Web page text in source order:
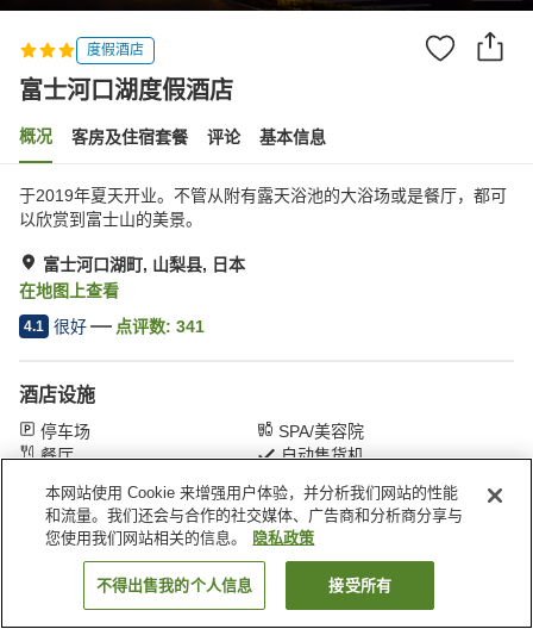
度假酒店
富士河口湖度假酒店
概况 客房及住宿套餐 评论 基本信息
于2019年夏天开业。不管从附有露天浴池的大浴场或是餐厅，都可
以欣赏到富士山的美景。
富士河口湖町, 山梨县, 日本
在地图上查看
4.1 很好 点评数: 341
酒店设施
停车场
SPA/美容院
餐厅
自动售货机
首页 日本 山梨县 富士河口湖町 富士河口湖度假酒店
搜索客房
本网站使用 Cookie 来增强用户体验，并分析我们网站的性能
和流量。我们还会与合作的社交媒体、广告商和分析商分享与
您使用我们网站相关的信息。
隐私政策
不得出售我的个人信息 接受所有